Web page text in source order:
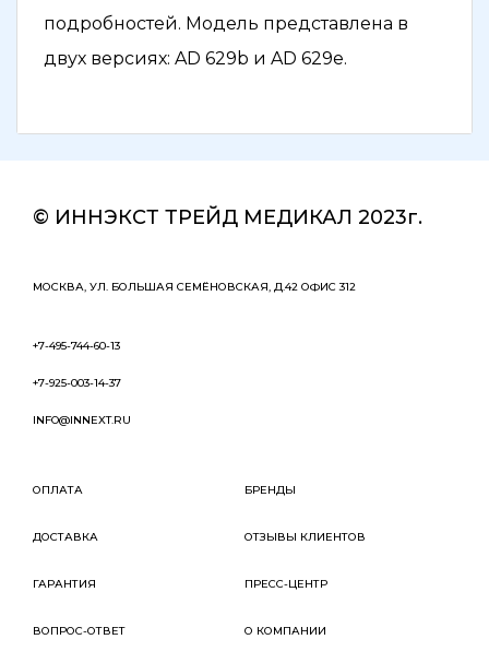
подробностей. Модель представлена в
двух версиях: AD 629b и AD 629e.
© ИННЭКСТ ТРЕЙД МЕДИКАЛ 2023г.
МОСКВА, УЛ. БОЛЬШАЯ СЕМЁНОВСКАЯ, Д.42 ОФИС 312
+7-495-744-60-13
+7-925-003-14-37
INFO@INNEXT.RU
ОПЛАТА
ДОСТАВКА
ГАРАНТИЯ
БРЕНДЫ
ОТЗЫВЫ КЛИЕНТОВ
ПРЕСС-ЦЕНТР
ВОПРОС-ОТВЕТ О КОМПАНИИ